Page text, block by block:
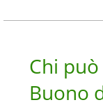
Chi
Buono